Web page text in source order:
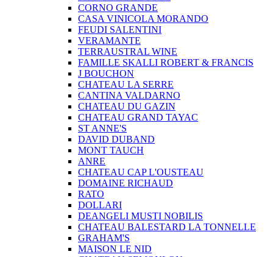
CORNO GRANDE
CASA VINICOLA MORANDO
FEUDI SALENTINI
VERAMANTE
TERRAUSTRAL WINE
FAMILLE SKALLI ROBERT & FRANCIS
J BOUCHON
CHATEAU LA SERRE
CANTINA VALDARNO
CHATEAU DU GAZIN
CHATEAU GRAND TAYAC
ST ANNE'S
DAVID DUBAND
MONT TAUCH
ANRE
CHATEAU CAP L'OUSTEAU
DOMAINE RICHAUD
RATO
DOLLARI
DEANGELI MUSTI NOBILIS
CHATEAU BALESTARD LA TONNELLE
GRAHAM'S
MAISON LE NID